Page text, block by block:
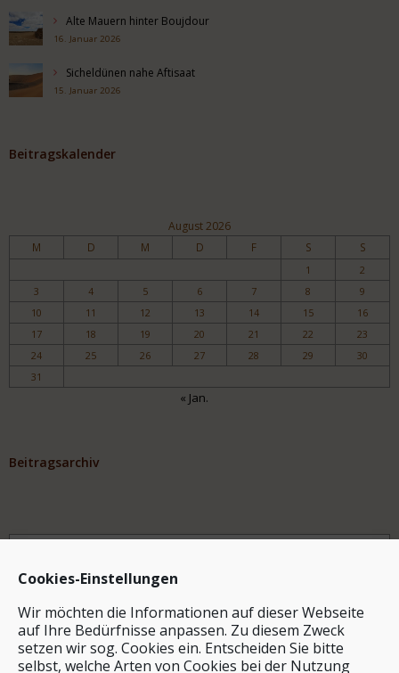
Cookies-Einstellungen
Wir möchten die Informationen auf dieser Webseite
auf Ihre Bedürfnisse anpassen. Zu diesem Zweck
setzen wir sog. Cookies ein. Entscheiden Sie bitte
selbst, welche Arten von Cookies bei der Nutzung
Alte Mauern hinter Boujdour
16. Januar 2026
Sicheldünen nahe Aftisaat
15. Januar 2026
Beitragskalender
August 2026
M D M D F S S
1
2
3
4 5 6 7 8
9
10
11 12 13 14 15
16
17
18 19 20 21 22
23
24
25 26 27 28 29
30
31
« Jan.
Beitragsarchiv
Archiv